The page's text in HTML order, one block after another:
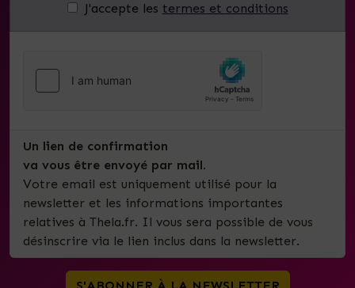
J'accepte les termes et conditions
Un lien de confirmation
va vous être envoyé par mail.
Votre email est uniquement utilisé pour la
newsletter et les informations importantes
relatives à Thela.fr. Il vous sera possible de vous
désinscrire via le lien inclus dans la newsletter.